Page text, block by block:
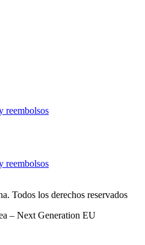
reembolsos
reembolsos
Todos los derechos reservados
– Next Generation EU